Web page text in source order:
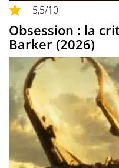
5,5/10
Obsession : la
Barker (2026)